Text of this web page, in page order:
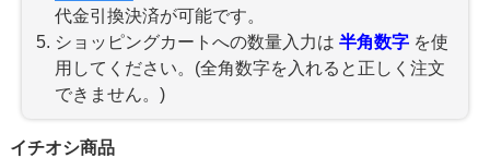
代金引換決済が可能です。
ショッピングカートへの数量入力は 半角数字 を使
用してください。(全角数字を入れると正しく注文
できません。)
イチオシ商品